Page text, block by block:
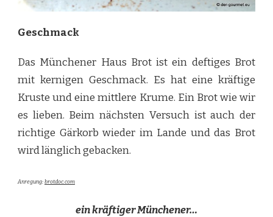
Geschmack
Das Münchener Haus Brot ist ein deftiges Brot
mit kernigen Geschmack. Es hat eine kräftige
Kruste und eine mittlere Krume. Ein Brot wie wir
es lieben. Beim nächsten Versuch ist auch der
richtige Gärkorb wieder im Lande und das Brot
wird länglich gebacken.
Anregung: brotdoc.com
ein kräftiger Münchener…